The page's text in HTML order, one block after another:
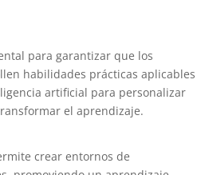
para garantizar que los
habilidades prácticas aplicables
artificial para personalizar
el aprendizaje.
crear entornos de